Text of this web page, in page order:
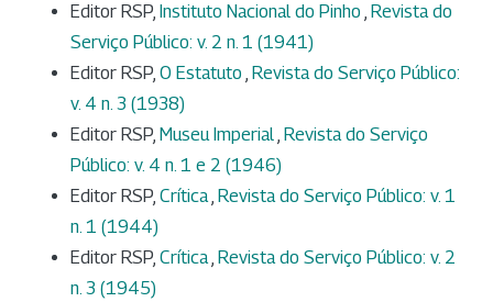
Editor RSP, Instituto Nacional do Pinho , Revista do
Serviço Público: v. 2 n. 1 (1941)
Editor RSP, O Estatuto , Revista do Serviço Público:
v. 4 n. 3 (1938)
Editor RSP, Museu Imperial, Revista do Serviço
Público: v. 4 n. 1 e 2 (1946)
Editor RSP, Crítica, Revista do Serviço Público: v. 1
n. 1 (1944)
Editor RSP, Crítica, Revista do Serviço Público: v. 2
n. 3 (1945)